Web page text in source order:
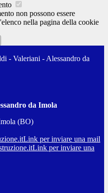
non possono essere
nella pagina della cookie
- Valeriani - Alessandro da
da Imola
(BO)
Link per inviare una mail
Link per inviare una